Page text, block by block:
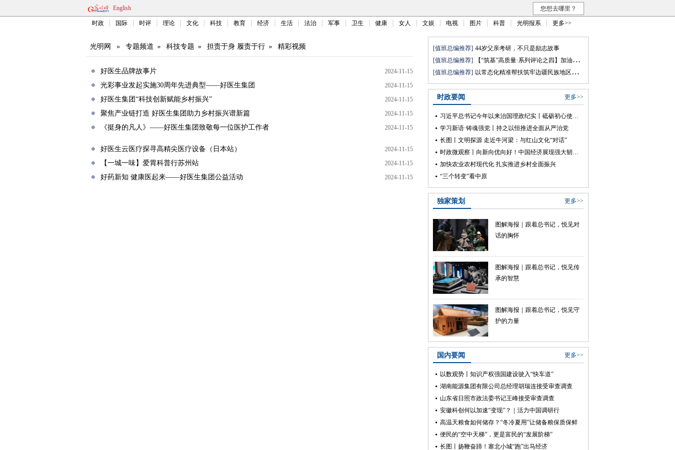
English 您想去哪里？
时政 国际 时评 理论 文化 科技 教育 经济 生活 法治 军事 卫生 健康 女人 文娱 电视 图片 科普 光明报系 更多>>
光明网 » 专题频道 » 科技专题 » 担责于身 履责于行 » 精彩视频
好医生品牌故事片 2024-11-15
光彩事业发起实施30周年先进典型——好医生集团 2024-11-15
好医生集团“科技创新赋能乡村振兴” 2024-11-15
聚焦产业链打造 好医生集团助力乡村振兴谱新篇 2024-11-15
《挺身的凡人》——好医生集团致敬每一位医护工作者 2024-11-15
好医生云医疗探寻高精尖医疗设备（日本站） 2024-11-15
【一城一味】爱胃科普行苏州站 2024-11-15
好药新知 健康医起来——好医生集团公益活动 2024-11-15